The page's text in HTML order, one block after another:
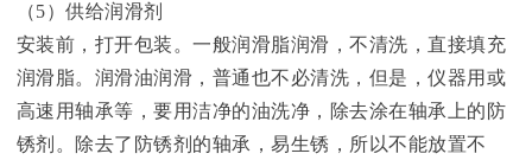
（5）供给润滑剂
安装前，打开包装。一般润滑脂润滑，不清洗，直接填充
润滑脂。润滑油润滑，普通也不必清洗，但是，仪器用或
高速用轴承等，要用洁净的油洗净，除去涂在轴承上的防
锈剂。除去了防锈剂的轴承，易生锈，所以不能放置不